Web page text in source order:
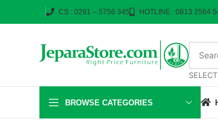
CS : 0291 – 5756 345 HOTLINE : 0813 2564
BROWSE CATEGORIES